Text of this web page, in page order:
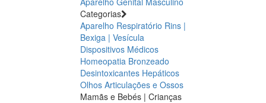
Categorias
Aparelho Respiratório Rins |
Bexiga | Vesícula
Dispositivos Médicos
Homeopatia Bronzeado
Desintoxicantes Hepáticos
Olhos Articulações e Ossos
Mamãs e Bebés | Crianças